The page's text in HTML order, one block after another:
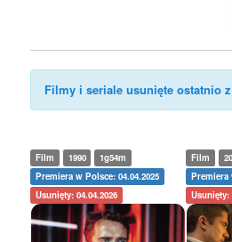
Filmy i seriale usunięte ostatnio
Film 1990
1g54m
Premiera w Polsce: 04.04.2025
Usunięty: 04.04.2026
Film
Premiera
Usunięty: